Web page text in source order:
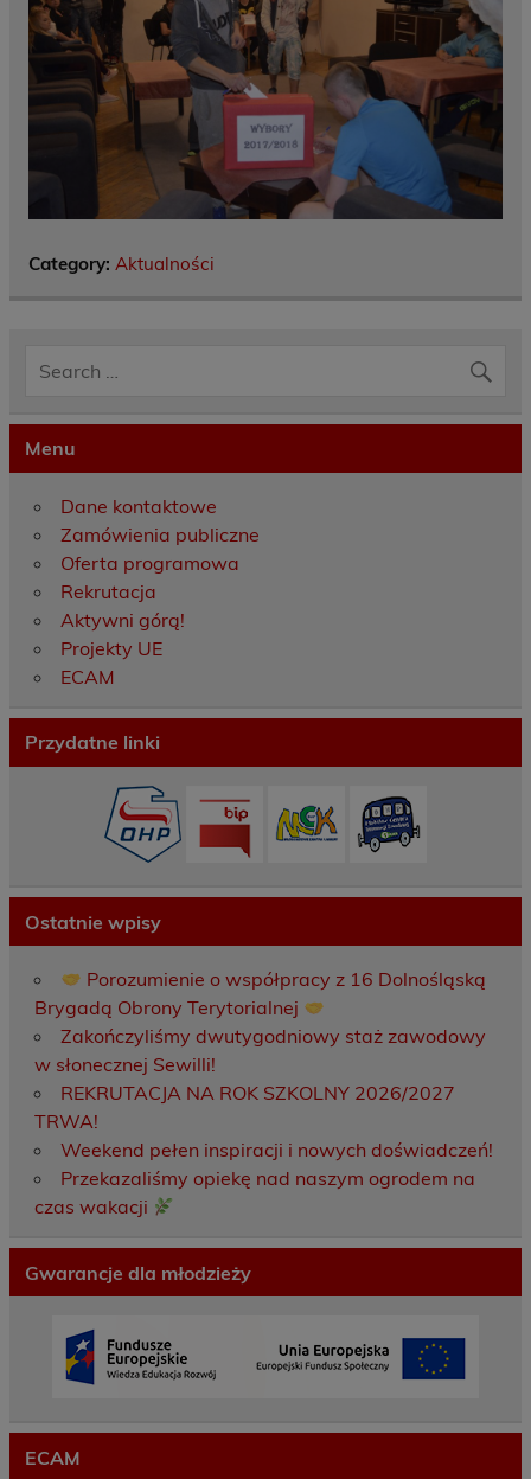
Category: Aktualności
Menu
Dane kontaktowe
Zamówienia publiczne
Oferta programowa
Rekrutacja
Aktywni górą!
Projekty UE
ECAM
Przydatne linki
Ostatnie wpisy
Porozumienie o współpracy z 16 Dolnośląską
Brygadą Obrony Terytorialnej
Zakończyliśmy dwutygodniowy staż zawodowy
w słonecznej Sewilli!
REKRUTACJA NA ROK SZKOLNY 2026/2027
TRWA!
Weekend pełen inspiracji i nowych doświadczeń!
Przekazaliśmy opiekę nad naszym ogrodem na
czas wakacji
Gwarancje dla młodzieży
ECAM